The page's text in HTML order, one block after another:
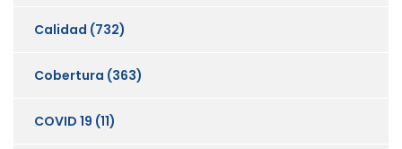
Calidad (732)
Cobertura (363)
COVID 19 (11)